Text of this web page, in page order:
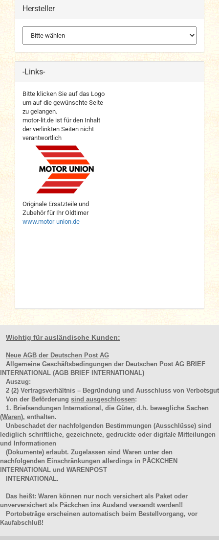
Hersteller
-Links-
Bitte klicken Sie auf das Logo
um auf die gewünschte Seite
zu gelangen.
motor-lit.de ist für den Inhalt
der verlinkten Seiten nicht
verantwortlich
Originale Ersatzteile und
Zubehör für Ihr Oldtimer
www.motor-union.de
Wichtig für ausländische Kunden:
Neue AGB der Deutschen Post AG
Allgemeine Geschäftsbedingungen der Deutschen Post AG BRIEF
INTERNATIONAL (AGB BRIEF INTERNATIONAL)
Auszug:
2 (2) Vertragsverhältnis – Begründung und Ausschluss von Verbotsgut
Von der Beförderung sind ausgeschlossen:
1. Briefsendungen International, die Güter, d.h. bewegliche Sachen
(Waren), enthalten.
Unbeschadet der nachfolgenden Bestimmungen (Ausschlüsse) sind
lediglich schriftliche, gezeichnete, gedruckte oder digitale Mitteilungen
und Informationen
(Dokumente) erlaubt. Zugelassen sind Waren unter den
nachfolgenden Einschränkungen allerdings in PÄCKCHEN
INTERNATIONAL und WARENPOST
INTERNATIONAL.
Das heißt: Waren können nur noch versichert als Paket oder
unverversichert als Päckchen ins Ausland versandt werden!!
Portobeträge erscheinen automatisch beim Bestellvorgang, vor
Kaufabschluß!